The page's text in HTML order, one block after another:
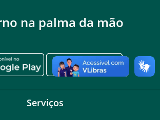
na palma da mão
Serviços